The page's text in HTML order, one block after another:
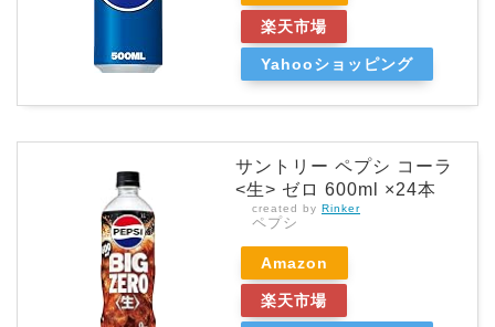
楽天市場
Yahooショッピング
サントリー ペプシ コーラ
<生> ゼロ 600ml ×24本
created by Rinker
ペプシ
Amazon
楽天市場